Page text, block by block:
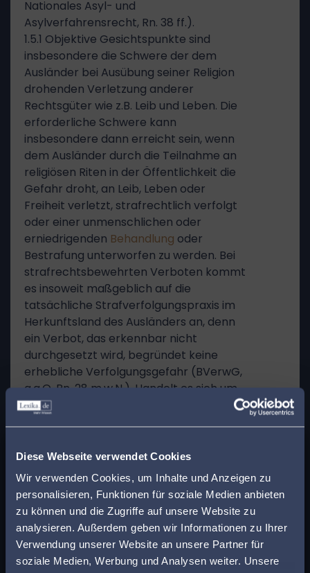
Diese Webseite verwendet Cookies
Wir verwenden Cookies, um Inhalte und Anzeigen zu
personalisieren, Funktionen für soziale Medien anbieten
zu können und die Zugriffe auf unsere Website zu
analysieren. Außerdem geben wir Informationen zu Ihrer
Verwendung unserer Website an unsere Partner für
soziale Medien, Werbung und Analysen weiter. Unsere
Nationales Asyl- und
Asylverfahrensrecht, Rn. 38 ff.).
1.5.1 Objektive Gesichtspunkte sind
insbesondere die Schwere der dem
Ausländer bei Ausübung seiner Religion
drohenden Verletzung anderer
Rechtsgüter wie z.B. Leib und Leben. Die
erforderliche Schwere kann
insbesondere dann erreicht sein, wenn
dem Ausländer durch die Teilnahme an
religiösen Riten in der Öffentlichkeit die
Gefahr droht, an Leib, Leben oder
Freiheit verletzt, strafrechtlich verfolgt
oder einer unmenschlichen oder
erniedrigenden Behandlung oder
Bestrafung unterworfen zu werden. Bei
strafrechtsbewehrten Verboten kommt
es insoweit maßgeblich auf die
tatsächliche Strafverfolgungspraxis im
Herkunftsland des Ausländers an, denn
ein Verbot, das erkennbar nicht
durchgesetzt wird, begründet keine
erhebliche Verfolgungsgefahr (BVerwG,
a.a.O. Rn. 28 m.w.N.). Handelt es sich um
sonstige Eingriffe oder sonstige
die Diskriminierung beim Zugang zu
Bildungs- oder
Gesundheitseinrichtungen oder
berufliche oder wirtschaftliche
Einschränkungen, müssen sie in ihrer
kumulierten Wirkung einer
schwerwiegenden Verletzung
Finden Sie den
passenden Anwalt in
Ihrer Nähe!
Geben Sie Ihre Postleitzahl ein, um beim Lesen
eines Beitrags sofort einen kompetenten